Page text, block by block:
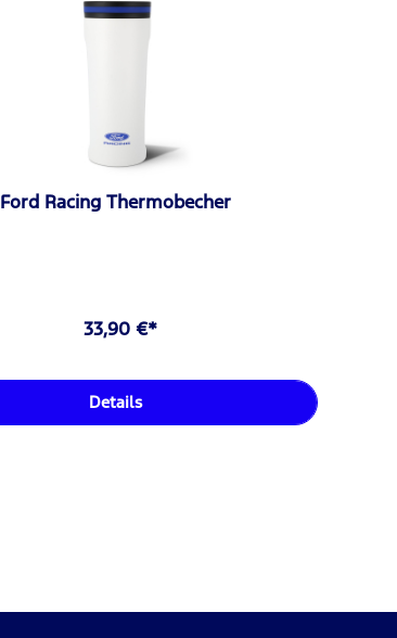
Ford Racing Thermobecher
33,90 €*
Details